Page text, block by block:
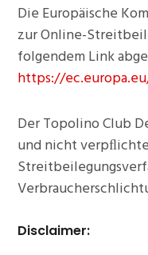
Die Europäische
zur Online-
folgendem Link
https://
Der Topolino Club
und nicht
Disclaimer: